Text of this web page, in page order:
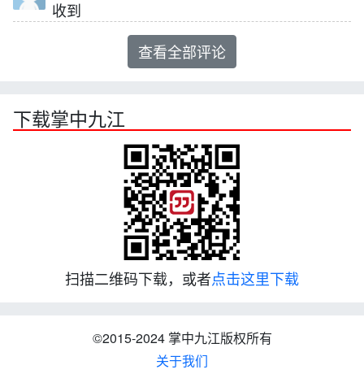
收到
查看全部评论
下载掌中九江
扫描二维码下载，或者点击这里下载
©2015-2024 掌中九江版权所有
关于我们